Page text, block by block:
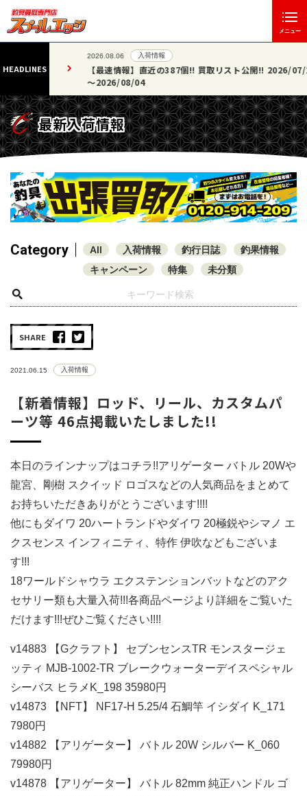
メニュー
HEADLINES
た!!
2026.08.06 入荷情報
【最速情報】直近の387個!! 買取リスト公開!! 2026/07/25
～2026/08/04
最新入荷情報
Category All 入荷情報 釣行日誌
釣果情報
キャンペーン
特集 未分類
SHARE
2021.06.15 入荷情報
【新着情報】ロッド、リール、カスタムパ
ーツ等 46点掲載いたしました!!
本日のラインナップはコチラ!!アリゲーター バトル 20Wや
龍宮、剛樹 スクイッド ロゴスなどの人気商品をまとめて
お持ちいただきありがとうございます!!!!
他にもダイワ 20ハートランドやダイワ 20極鋭やシマノ エ
クスセンス インフィニティ、特作 伊吹などもございま
す!!!
18ワールドシャウラ エクステンションバットなどのアク
セサリー類も大量入荷!!!各商品ページより詳細をご覧いた
だけます!!!ぜひご覧ください!!!!
v14883 【Gクラフト】 セブンセンスTR モンスタージェ
ッティ MJB-1002-TR ブレークウォーターデイスペシャル
シーバス ヒラメK_198 35980円
v14873 【NFT】 NF17-H 5.25/4 石鯛竿 イシダイ K_171
7980円
v14882 【アリゲーター】 バトル 20W シルバー K_060
79980円
v14878 【アリゲーター】 バトル 82mm 純正ハンドル ゴ